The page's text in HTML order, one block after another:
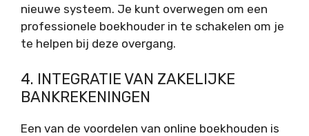
nieuwe systeem. Je kunt overwegen om een
professionele boekhouder in te schakelen om je
te helpen bij deze overgang.
4. INTEGRATIE VAN ZAKELIJKE
BANKREKENINGEN
Een van de voordelen van online boekhouden is